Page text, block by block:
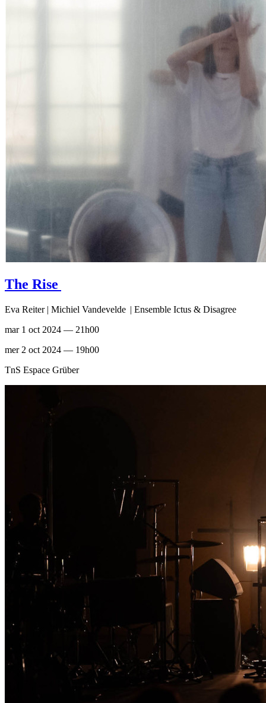
The Rise
Eva Reiter | Michiel Vandevelde | Ensemble Ictus & Disagree
mar 1 oct 2024 — 21h00
mer 2 oct 2024 — 19h00
TnS Espace Grüber